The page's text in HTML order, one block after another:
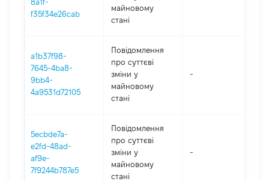
8a1f-
f35f34e26cab
майновому
стані
a1b37f98-
7645-4ba8-
9bb4-
4a9531d72105
Повідомлення
про суттєві
зміни y
майновому
стані
-
5ecbde7a-
e2fd-48ad-
af9e-
7f9244b787e5
Повідомлення
про суттєві
зміни y
майновому
стані
-